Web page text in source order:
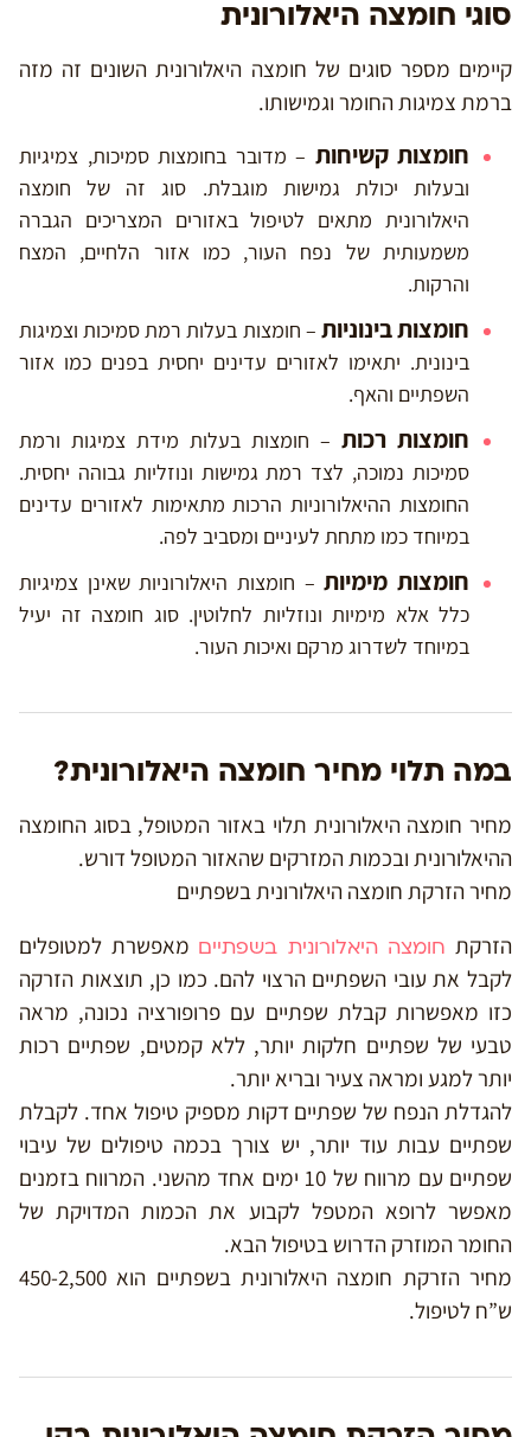
סוגי חומצה היאלורונית
קיימים מספר סוגים של חומצה היאלורונית השונים זה מזה
ברמת צמיגות החומר וגמישותו.
חומצות קשיחות – מדובר בחומצות סמיכות, צמיגיות
ובעלות יכולת גמישות מוגבלת. סוג זה של חומצה
היאלורונית מתאים לטיפול באזורים המצריכים הגברה
משמעותית של נפח העור, כמו אזור הלחיים, המצח
והרקות.
חומצות בינוניות – חומצות בעלות רמת סמיכות וצמיגות
בינונית. יתאימו לאזורים עדינים יחסית בפנים כמו אזור
השפתיים והאף.
חומצות רכות – חומצות בעלות מידת צמיגות ורמת
סמיכות נמוכה, לצד רמת גמישות ונוזליות גבוהה יחסית.
החומצות ההיאלורוניות הרכות מתאימות לאזורים עדינים
במיוחד כמו מתחת לעיניים ומסביב לפה.
חומצות מימיות– חומצות היאלורוניות שאינן צמיגיות
כלל אלא מימיות ונוזליות לחלוטין. סוג חומצה זה יעיל
במיוחד לשדרוג מרקם ואיכות העור.
במה תלוי מחיר חומצה היאלורונית?
מחיר חומצה היאלורונית תלוי באזור המטופל, בסוג החומצה
ההיאלורונית ובכמות המזרקים שהאזור המטופל דורש.
מחיר הזרקת חומצה היאלורונית בשפתיים
הזרקת חומצה היאלורונית בשפתיים מאפשרת למטופלים
לקבל את עובי השפתיים הרצוי להם. כמו כן, תוצאות הזרקה
כזו מאפשרות קבלת שפתיים עם פרופורציה נכונה, מראה
טבעי של שפתיים חלקות יותר, ללא קמטים, שפתיים רכות
יותר למגע ומראה צעיר ובריא יותר.
להגדלת הנפח של שפתיים דקות מספיק טיפול אחד. לקבלת
שפתיים עבות עוד יותר, יש צורך בכמה טיפולים של עיבוי
שפתיים עם מרווח של 10 ימים אחד מהשני. המרווח בזמנים
מאפשר לרופא המטפל לקבוע את הכמות המדויקת של
החומר המוזרק הדרוש בטיפול הבא.
מחיר הזרקת חומצה היאלורונית בשפתיים הוא 450-2,500
ש”ח לטיפול.